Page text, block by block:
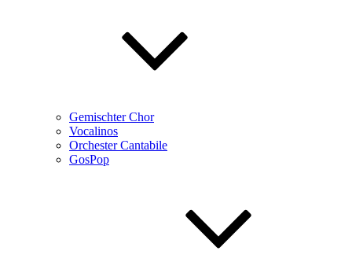
Gemischter Chor
Vocalinos
Orchester Cantabile
GosPop